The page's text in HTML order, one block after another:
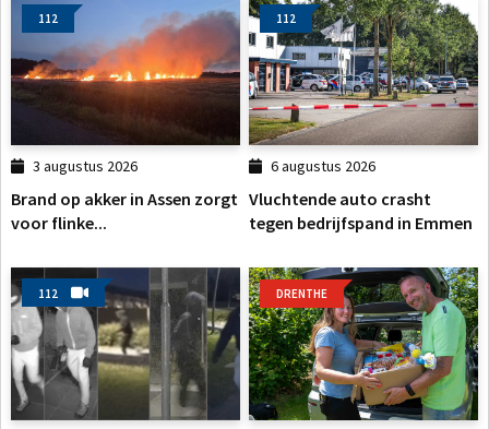
112
3 augustus 2026
Brand op akker in Assen zorgt
voor flinke...
112
6 augustus 2026
Vluchtende auto crasht
tegen bedrijfspand in Emmen
112 DRENTHE